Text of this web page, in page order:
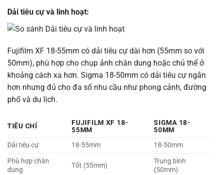
Dải tiêu cự và linh hoạt:
Fujifilm XF 18-55mm có dải tiêu cự dài hơn (55mm so với
50mm), phù hợp cho chụp ảnh chân dung hoặc chủ thể ở
khoảng cách xa hơn. Sigma 18-50mm có dải tiêu cự ngắn
hơn nhưng đủ cho đa số nhu cầu như phong cảnh, đường
phố và du lịch.
TIÊU CHÍ
FUJIFILM XF 18-
55MM
SIGMA 18-
50MM
Dải tiêu cự
18-55mm
18-50mm
Phù hợp chân
dung
Tốt (55mm)
Trung bình
(50mm)